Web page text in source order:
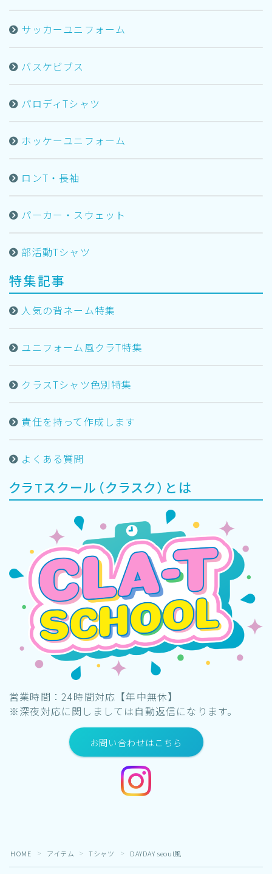
サッカーユニフォーム
バスケビブス
パロディTシャツ
ホッケーユニフォーム
ロンT・長袖
パーカー・スウェット
部活動Tシャツ
特集記事
人気の背ネーム特集
ユニフォーム風クラT特集
クラスTシャツ色別特集
責任を持って作成します
よくある質問
クラTスクール（クラスク）とは
営業時間：24時間対応【年中無休】
※深夜対応に関しましては自動返信になります。
お問い合わせはこちら
HOME ＞ アイテム ＞ Tシャツ ＞ DAYDAY seoul風